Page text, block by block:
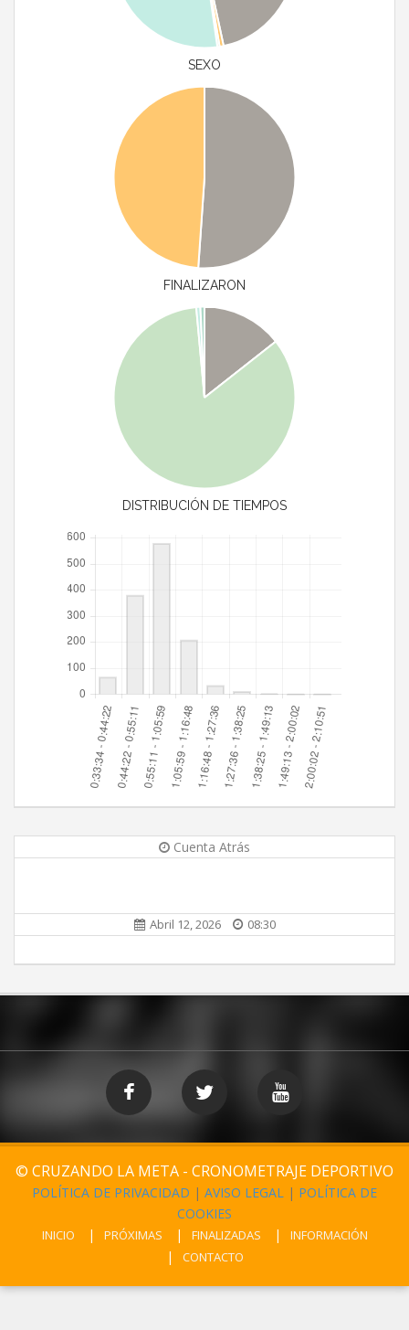
SEXO
FINALIZARON
DISTRIBUCIÓN DE TIEMPOS
Cuenta Atrás
Abril 12, 2026 08:30
© CRUZANDO LA META - CRONOMETRAJE DEPORTIVO
POLÍTICA DE PRIVACIDAD | AVISO LEGAL | POLÍTICA DE
COOKIES
INICIO PRÓXIMAS FINALIZADAS
INFORMACIÓN
CONTACTO